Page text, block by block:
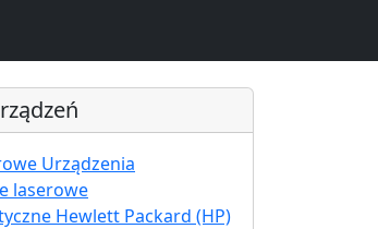
Urządzenia
laserowe
Hewlett Packard (HP)